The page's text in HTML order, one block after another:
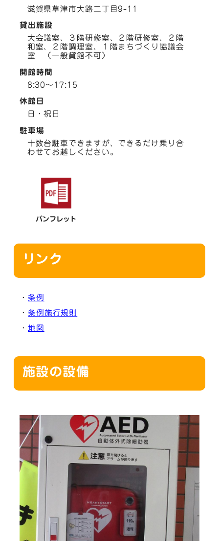
滋賀県草津市大路二丁目9-11
貸出施設
大会議室、３階研修室、２階研修室、２階
和室、２階調理室、１階まちづくり協議会
室 （一般貸館不可）
開館時間
8:30～17:15
休館日
日・祝日
駐車場
十数台駐車できますが、できるだけ乗り合
わせてお越しください。
パンフレット
リンク
・ 条例
・ 条例施行規則
・ 地図
施設の設備